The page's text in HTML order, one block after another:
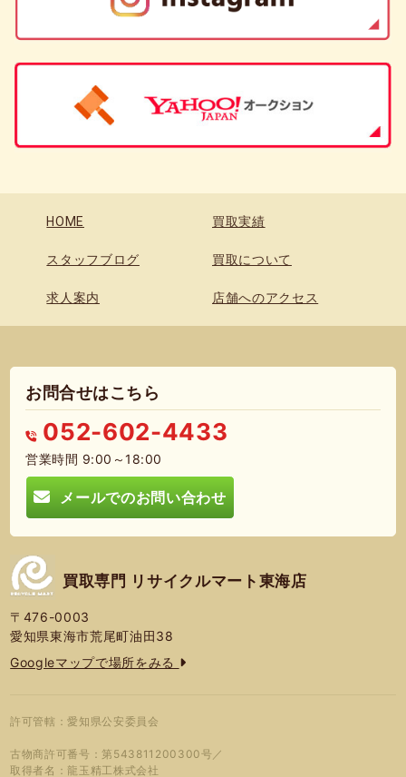
HOME 買取実績
スタッフブログ 買取について
求人案内 店舗へのアクセス
お問合せはこちら
052-602-4433
営業時間 9:00～18:00
メールでのお問い合わせ
買取専門 リサイクルマート東海店
〒476-0003
愛知県東海市荒尾町油田38
Googleマップで場所をみる
許可管轄：愛知県公安委員会
古物商許可番号：第543811200300号／
取得者名：龍玉精工株式会社